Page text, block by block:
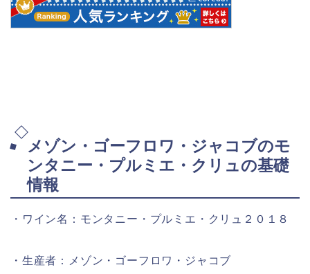
メゾン・ゴーフロワ・ジャコブのモ
ンタニー・プルミエ・クリュの基礎
情報
・ワイン名：モンタニー・プルミエ・クリュ２０１８
・生産者：メゾン・ゴーフロワ・ジャコブ